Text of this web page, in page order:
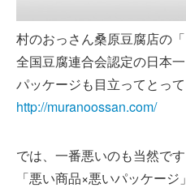
村のおっさん桑原豆腐店の
全国豆腐連合会認定の日本
パッケージも目立ってとって
http://muranoossan.com/
では、一番悪いのも当然です
「悪い商品×悪いパッケージ